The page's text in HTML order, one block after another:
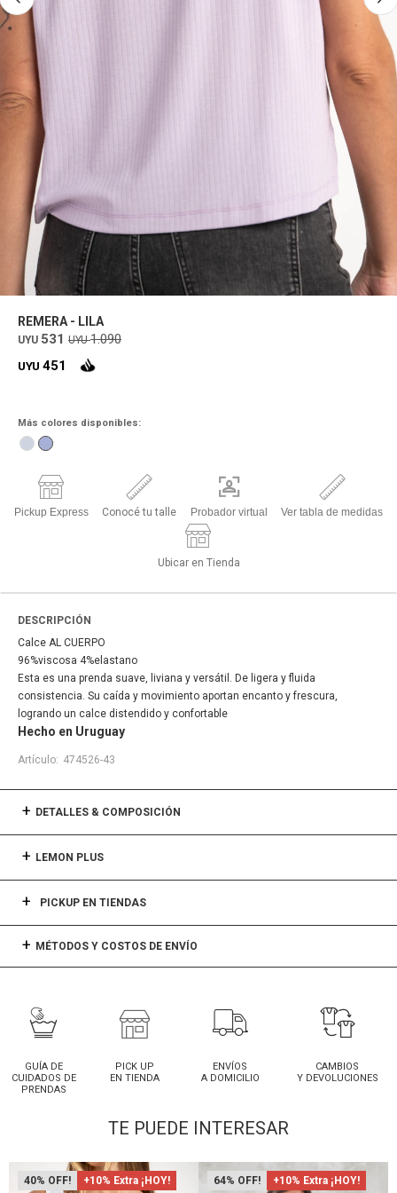
REMERA - LILA
UYU 531 UYU 1.090
UYU 451
Más colores disponibles:
Pickup Express Conocé tu talle Probador virtual Ver tabla de medidas
Ubicar en Tienda
DESCRIPCIÓN
Calce AL CUERPO
96%viscosa 4%elastano
Esta es una prenda suave, liviana y versátil. De ligera y fluida
consistencia. Su caída y movimiento aportan encanto y frescura,
logrando un calce distendido y confortable
Hecho en Uruguay
474526-43
DETALLES & COMPOSICIÓN
LEMON PLUS
PICKUP EN TIENDAS
MÉTODOS Y COSTOS DE ENVÍO
GUÍA DE
CUIDADOS DE
PRENDAS
PICK UP
EN TIENDA
ENVÍOS
A DOMICILIO
CAMBIOS
Y DEVOLUCIONES
TE PUEDE INTERESAR
40 +10% Extra ¡HOY! 64 +10% Extra ¡HOY!